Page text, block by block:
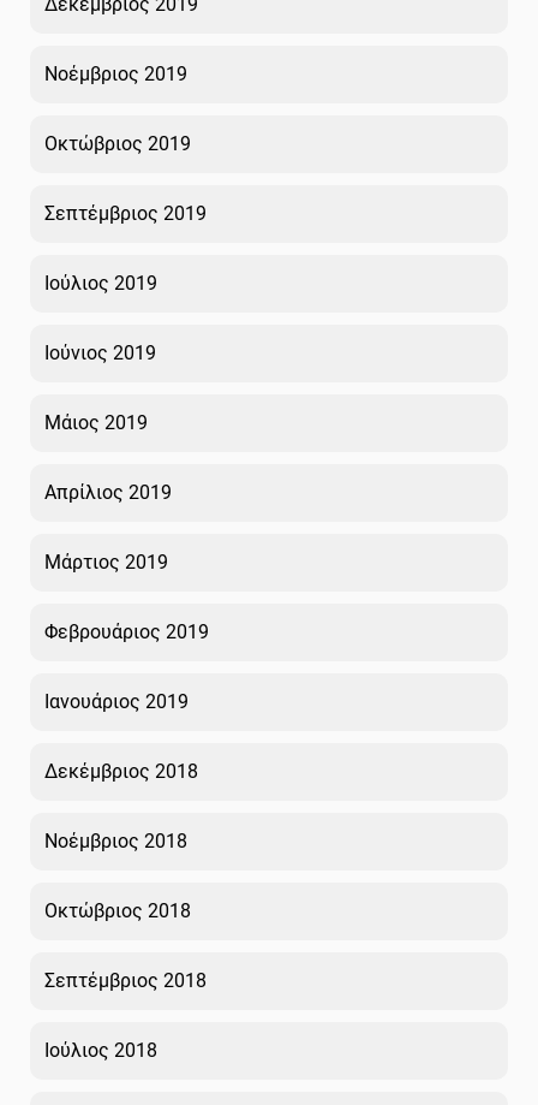
Νοέμβριος 2019
Οκτώβριος 2019
Σεπτέμβριος 2019
Ιούλιος 2019
Ιούνιος 2019
Μάιος 2019
Απρίλιος 2019
Μάρτιος 2019
Φεβρουάριος 2019
Ιανουάριος 2019
Δεκέμβριος 2018
Νοέμβριος 2018
Οκτώβριος 2018
Σεπτέμβριος 2018
Ιούλιος 2018